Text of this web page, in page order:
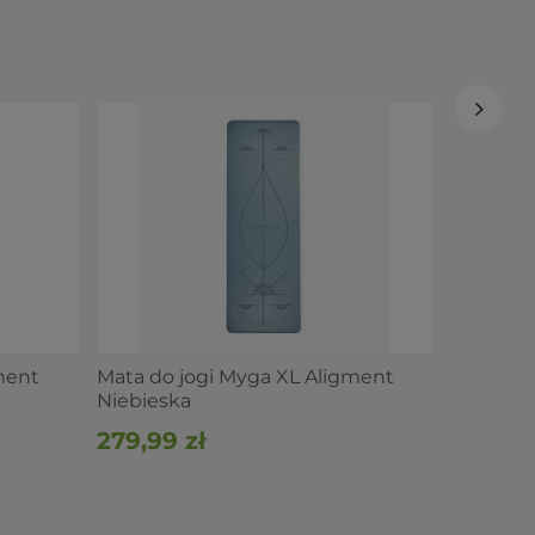
Mata do jogi Myga XL Aligment
Niebieska
279,99 zł